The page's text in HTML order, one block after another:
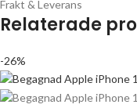
Frakt & Leverans
Relaterade
-26%